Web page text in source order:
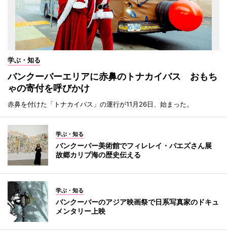
学ぶ・知る
バンクーバーエリアに赤鼻のトナカイバス おもち
ゃの寄付を呼びかけ
赤鼻を付けた「トナカイバス」の運行が11月26日、始まった。
学ぶ・知る
バンクーバー美術館でフィレレイ・バエズさん展
故郷カリブ海の歴史伝える
学ぶ・知る
バンクーバーのアジア映画祭で日系写真家のドキュ
メンタリー上映